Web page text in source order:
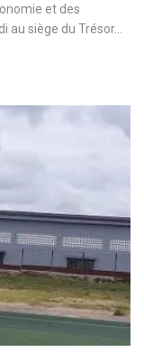
et des
au siège du Trésor…